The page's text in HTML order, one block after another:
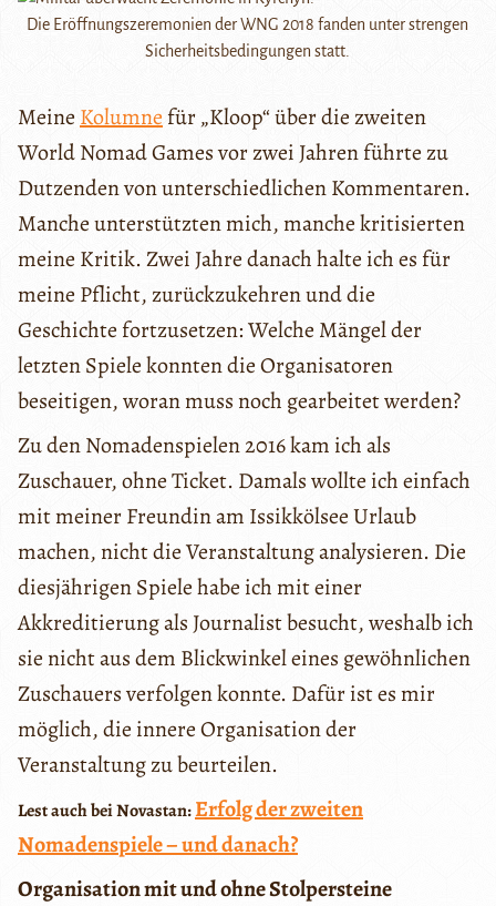
Die Eröffnungszeremonien der WNG 2018 fanden unter strengen
Sicherheitsbedingungen statt.
MeineKolumnefür „Kloop“ über die zweiten
World Nomad Games vor zwei Jahren führte zu
Dutzenden von unterschiedlichen Kommentaren.
Manche unterstützten mich, manche kritisierten
meine Kritik. Zwei Jahre danach halte ich es für
meine Pflicht, zurückzukehren und die
Geschichte fortzusetzen: Welche Mängel der
letzten Spiele konnten die Organisatoren
beseitigen, woran muss noch gearbeitet werden?
Zu den Nomadenspielen 2016 kam ich als
Zuschauer, ohne Ticket. Damals wollte ich einfach
mit meiner Freundin am Issikkölsee Urlaub
machen, nicht die Veranstaltung analysieren. Die
diesjährigen Spiele habe ich mit einer
Akkreditierung als Journalist besucht, weshalb ich
sie nicht aus dem Blickwinkel eines gewöhnlichen
Zuschauers verfolgen konnte. Dafür ist es mir
möglich, die innere Organisation der
Veranstaltung zu beurteilen.
Lest auch bei Novastan:Erfolg der zweiten
Nomadenspiele – und danach?
Organisation mit und ohne Stolpersteine